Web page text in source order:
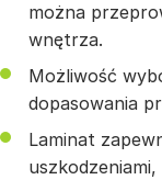
można
wnętrza.
Możliwość
dopasowania
Laminat